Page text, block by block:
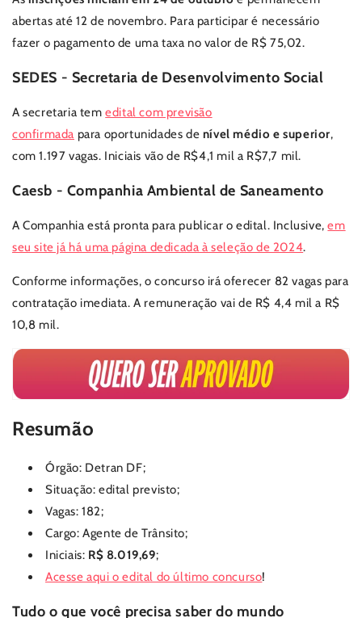
abertas até 12 de novembro. Para participar é necessário
fazer o pagamento de uma taxa no valor de R$ 75,02.
SEDES - Secretaria de Desenvolvimento Social
A secretaria tem edital com previsão
confirmada para oportunidades de nível médio e superior,
com 1.197 vagas. Iniciais vão de R$4,1 mil a R$7,7 mil.
Caesb - Companhia Ambiental de Saneamento
A Companhia está pronta para publicar o edital. Inclusive, em
seu site já há uma página dedicada à seleção de 2024.
Conforme informações, o concurso irá oferecer 82 vagas para
contratação imediata.A remuneração vai de R$ 4,4 mil a R$
10,8 mil.
Resumão
Órgão: Detran DF;
Situação: edital previsto;
Vagas: 182;
Cargo: Agente de Trânsito;
Iniciais: R$ 8.019,69;
Acesse aqui o edital do último concurso!
Tudo o que você precisa saber do mundo